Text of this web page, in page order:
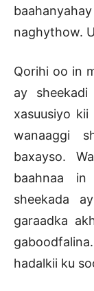
naghythow.
Qorihi oo in
ay
xasuusiyo kii
wanaaggi
baxayso.
baahnaa
sheekada
garaadka
hadalkii ku